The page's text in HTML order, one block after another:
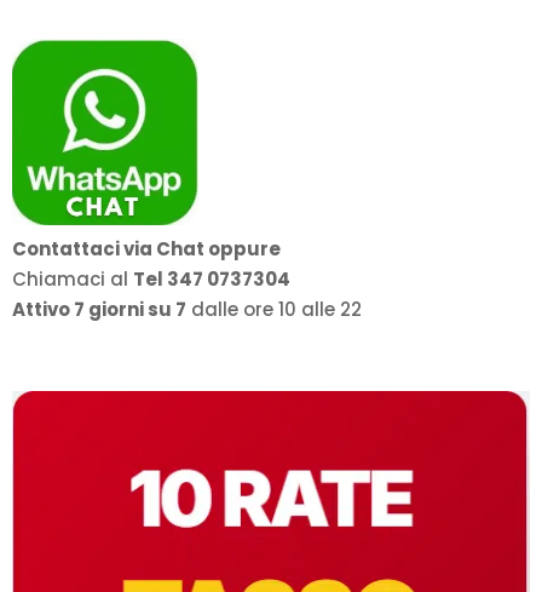
a
459,00€
Contattaci via Chat oppure
Chiamaci al Tel 347 0737304
Attivo 7 giorni su 7 dalle ore 10 alle 22